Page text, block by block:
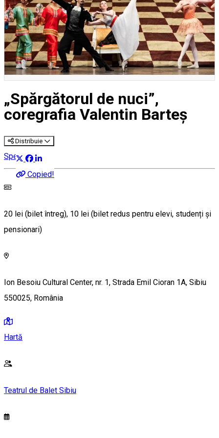
„Spărgătorul de nuci”,
coregrafia Valentin Barteș
Distribuie
Copied!
Spectacol
20 lei (bilet întreg), 10 lei (bilet redus pentru elevi, studenți și
pensionari)
Ion Besoiu Cultural Center, nr. 1, Strada Emil Cioran 1A, Sibiu
550025, România
Hartă
Teatrul de Balet Sibiu